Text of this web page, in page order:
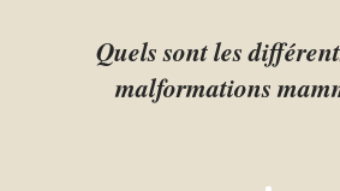
Quels sont les
malformations